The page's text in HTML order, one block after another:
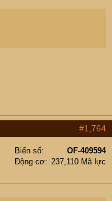
#1,764
Biển số
OF-409594
Động cơ
237,110 Mã lực